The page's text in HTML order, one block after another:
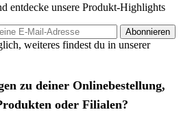
entdecke unsere Produkt-Highlights
Abonnieren
weiteres findest du in unserer
zu deiner Onlinebestellung,
oder Filialen?